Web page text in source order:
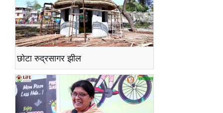
छोटा रुद्रसागर झील